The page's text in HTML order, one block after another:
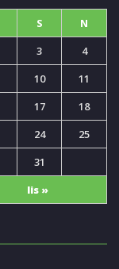
S N
lis »
3
4
10
11
17
18
24
25
31